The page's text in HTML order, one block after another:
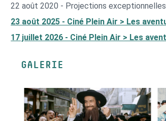
22 août 2020 - Projections
23 août 2025 - Ciné Plein Air > Les
17 juillet 2026 - Ciné Plein Air > Les
GALERIE